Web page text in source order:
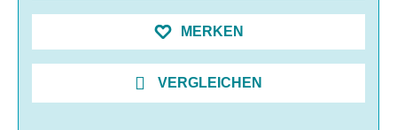
MERKEN
VERGLEICHEN